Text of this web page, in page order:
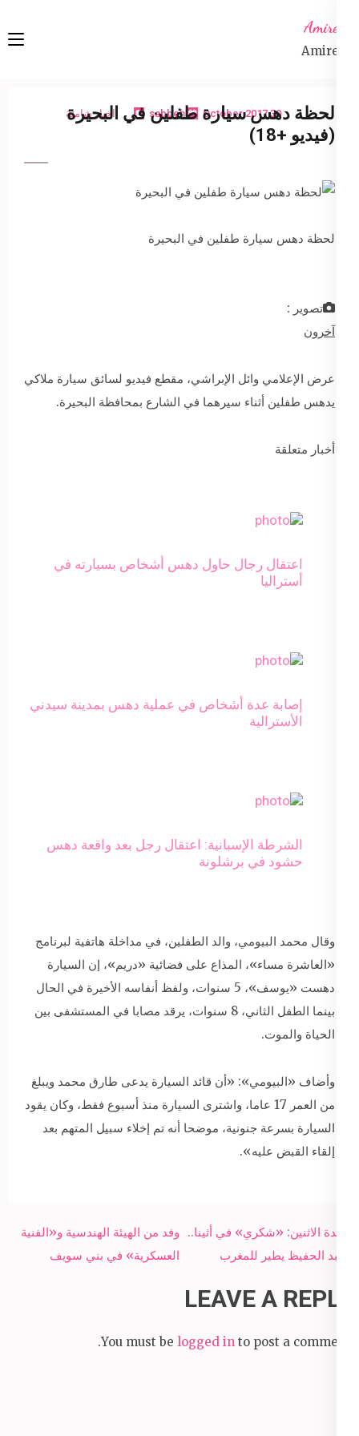
content
Enter)
Amireta
Amireta
30 October 2017
sabbeh اخبار شاملة
لحظة دهس سيارة طفلين في البحيرة
(فيديو +18)
لحظة دهس سيارة طفلين في البحيرة
تصوير :
آخرون
عرض الإعلامي وائل الإبراشي، مقطع فيديو لسائق سيارة ملاكي
يدهس طفلين أثناء سيرهما في الشارع بمحافظة البحيرة.
أخبار متعلقة
اعتقال رجال حاول دهس أشخاص بسيارته في
أستراليا
إصابة عدة أشخاص في عملية دهس بمدينة سيدني
الأسترالية
الشرطة الإسبانية: اعتقال رجل بعد واقعة دهس
حشود في برشلونة
وقال محمد البيومي، والد الطفلين، في مداخلة هاتفية لبرنامج
«العاشرة مساء»، المذاع على فضائية «دريم»، إن السيارة
دهست «يوسف»، 5 سنوات، ولفظ أنفاسه الأخيرة في الحال
بينما الطفل الثاني، 8 سنوات، يرقد مصابا في المستشفى بين
الحياة والموت.
وأضاف «البيومي»: «أن قائد السيارة يدعى طارق محمد ويبلغ
من العمر 17 عاما، واشترى السيارة منذ أسبوع فقط، وكان يقود
السيارة بسرعة جنونية، موضحا أنه تم إخلاء سبيل المتهم بعد
إلقاء القبض عليه».
Post
navigation
وفد من الهيئة الهندسية و«الفنية
العسكرية» في بني سويف
أجندة الاثنين: «شكري» في أثينا..
وعبد الحفيظ يطير للمغرب
LEAVE A REPLY
You must be logged in to post a comment.